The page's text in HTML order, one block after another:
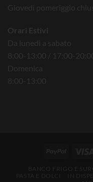
Giovedì pomeriggio
Orari Estivi
Da lunedì a sabato
8:00-13:00 / 17:00-
Domenica
8:00-13:00